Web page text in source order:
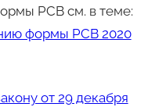
РСВ см. в теме:
формы РСВ 2020
от 29 декабря